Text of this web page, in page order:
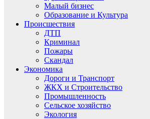
Малый бизнес
Образование и Культура
Происшествия
ДТП
Криминал
Пожары
Скандал
Экономика
Дороги и Транспорт
ЖКХ и Строительство
Промышленность
Сельское хозяйство
Экология